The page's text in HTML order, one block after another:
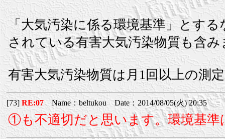
「大気汚染に係る環境基準」とす
されている有害大気汚染物質も含み
有害大気汚染物質は月1回以上の測
[73]RE:07Name：beltukou Date：2014/08/05(火) 20:35
①も不適切だと思います。環境基準